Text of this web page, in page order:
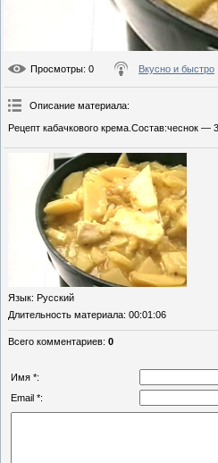
Просмотры: 0 Вкусно и быстро
Описание материала:
Рецепт кабачкового крема.Состав:чеснок
Язык: Русский
Длительность материала: 00:01:06
Всего комментариев: 0
Имя *:
Email *: